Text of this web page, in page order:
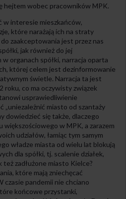
hejtem wobec pracowników MPK.
w interesie mieszkańców,
które narażają ich na straty
zaakceptowania jest przez nas
jak również do jej
organach spółki, narracja oparta
której celem jest dezinformowanie
świetle. Narracja ta jest
roku, co ma oczywisty związek
usprawiedliwienie
„uniezależnić miasto od szantaży
dowiedzieć się także, dlaczego
w MPK, a zarazem
udziałów, łamiąc tym samym
władze miasta od wielu lat blokują
dla spółki, tj. scalenie działek,
też zadłużone miasto Kielce?
które mają zniechęcać
czasie pandemii nie chciano
końcowe przystanki,